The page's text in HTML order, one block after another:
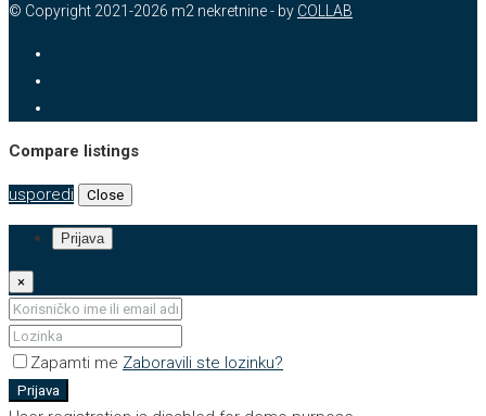
© Copyright 2021-2026 m2 nekretnine - by COLLAB
Compare listings
usporedi Close
Prijava
×
Zapamti me Zaboravili ste lozinku?
Prijava